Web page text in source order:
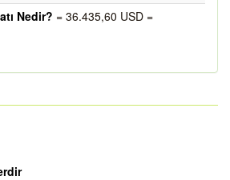
Nedir? = 36.435,60 USD =